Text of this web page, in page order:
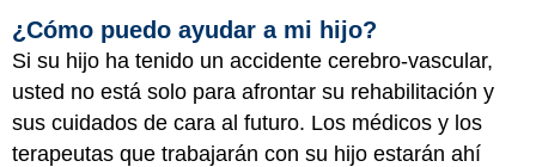
¿Cómo puedo ayudar a mi hijo?
Si su hijo ha tenido un accidente cerebro-vascular,
usted no está solo para afrontar su rehabilitación y
sus cuidados de cara al futuro. Los médicos y los
terapeutas que trabajarán con su hijo estarán ahí